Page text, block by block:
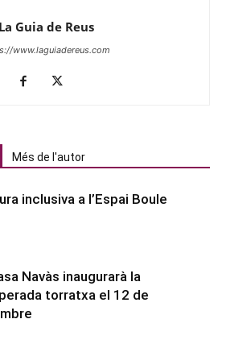
La Guia de Reus
www.laguiadereus.com
Més de l'autor
inclusiva a l’Espai Boule
Navàs inaugurarà la
torratxa el 12 de